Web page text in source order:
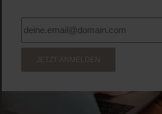
JETZT ANMELDEN